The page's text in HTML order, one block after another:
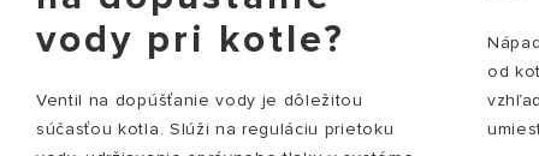
vody pri kotle?
Ventil na dopúšťanie vody je dôležitou
súčasťou kotla. Slúži na reguláciu prietoku
od